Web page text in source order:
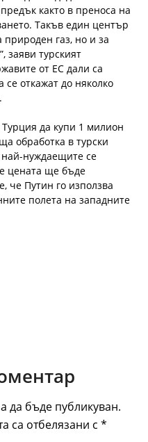
както в преноса на
Такъв един център
газ, но и за
заяви турският
от ЕС дали са
откажат до няколко
да купи 1 милион
обработка в турски
нуждаещите се
цената ще бъде
че Путин го използва
полета на западните
да бъде публикуван.
са отбелязани с *